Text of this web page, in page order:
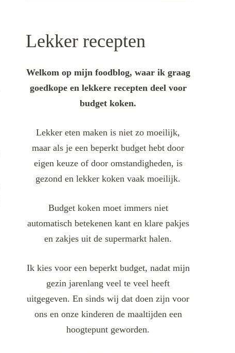
Lekker recepten
Welkom op mijn foodblog, waar ik graag
goedkope en lekkere recepten deel voor
budget koken.
Lekker eten maken is niet zo moeilijk,
maar als je een beperkt budget hebt door
eigen keuze of door omstandigheden, is
gezond en lekker koken vaak moeilijk.
Budget koken moet immers niet
automatisch betekenen kant en klare pakjes
en zakjes uit de supermarkt halen.
Ik kies voor een beperkt budget, nadat mijn
gezin jarenlang veel te veel heeft
uitgegeven. En sinds wij dat doen zijn voor
ons en onze kinderen de maaltijden een
hoogtepunt geworden.